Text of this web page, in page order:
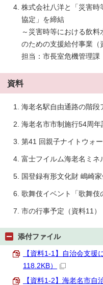
株式会社八洋と「災害時
協定」を締結
～災害時等における飲
のための支援給付事業（
担当：市長室危機管理課
資料
海老名駅自由通路の階段
海老名市市制施行54周年
第41 回親子ナイトウォ
富士フイルム海老名ミネ
国登録有形文化財 嶋崎
歌舞伎イベント「歌舞
市の行事予定（資料11）
添付ファイル
【資料1-1】自治会支援
118.2KB）
【資料1-2】海老名市自